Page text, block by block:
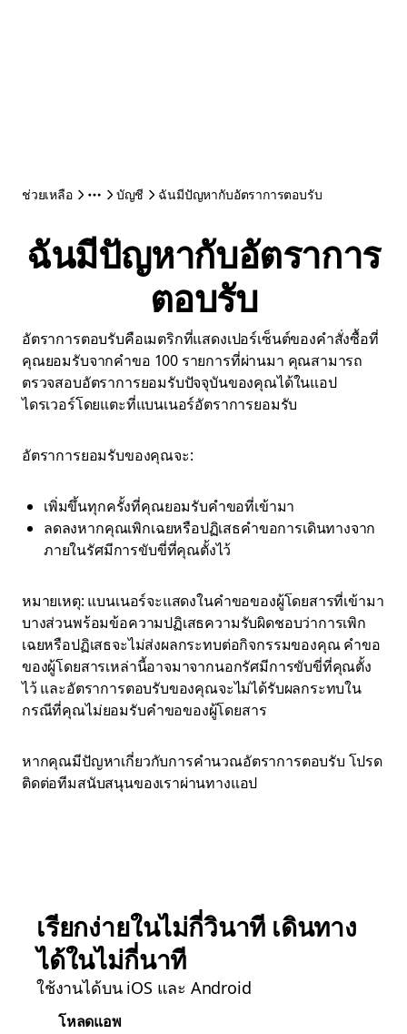
ช่วยเหลือ บัญชี ฉันมีปัญหากับอัตราการตอบรับ
ฉันมีปัญหากับอัตราการ
ตอบรับ
อัตราการตอบรับคือเมตริกที่แสดงเปอร์เซ็นต์ของคำสั่งซื้อที่
คุณยอมรับจากคำขอ 100 รายการที่ผ่านมา คุณสามารถ
ตรวจสอบอัตราการยอมรับปัจจุบันของคุณได้ในแอป
ไดรเวอร์โดยแตะที่แบนเนอร์อัตราการยอมรับ
อัตราการยอมรับของคุณจะ:
เพิ่มขึ้นทุกครั้งที่คุณยอมรับคำขอที่เข้ามา
ลดลงหากคุณเพิกเฉยหรือปฏิเสธคำขอการเดินทางจาก
ภายในรัศมีการขับขี่ที่คุณตั้งไว้
หมายเหตุ: แบนเนอร์จะแสดงในคำขอของผู้โดยสารที่เข้ามา
บางส่วนพร้อมข้อความปฏิเสธความรับผิดชอบว่าการเพิก
เฉยหรือปฏิเสธจะไม่ส่งผลกระทบต่อกิจกรรมของคุณ คำขอ
ของผู้โดยสารเหล่านี้อาจมาจากนอกรัศมีการขับขี่ที่คุณตั้ง
ไว้ และอัตราการตอบรับของคุณจะไม่ได้รับผลกระทบใน
กรณีที่คุณไม่ยอมรับคำขอของผู้โดยสาร
หากคุณมีปัญหาเกี่ยวกับการคำนวณอัตราการตอบรับ โปรด
ติดต่อทีมสนับสนุนของเราผ่านทางแอป
เรียกง่ายในไม่กี่วินาที เดินทาง
ได้ในไม่กี่นาที
ใช้งานได้บน iOS และ Android
โหลดแอพ